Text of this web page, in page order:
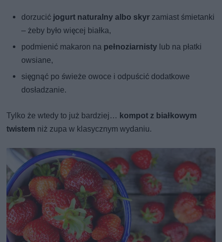
dorzucić jogurt naturalny albo skyr zamiast śmietanki
– żeby było więcej białka,
podmienić makaron na pełnoziarnisty lub na płatki
owsiane,
sięgnąć po świeże owoce i odpuścić dodatkowe
dosładzanie.
Tylko że wtedy to już bardziej… kompot z białkowym
twistem niż zupa w klasycznym wydaniu.